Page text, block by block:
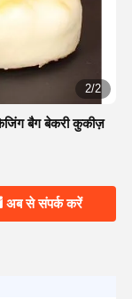
2/2
बैग बेकरी कुकीज़
अब से संपर्क करें